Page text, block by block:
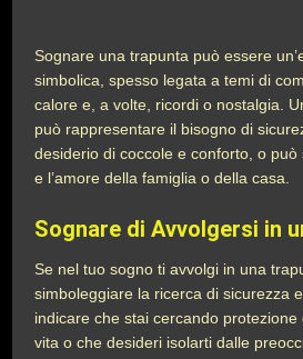
Sognare una trapunta può essere
simbolica, spesso legata a temi di
calore e, a volte, ricordi o nostalgia.
può rappresentare il bisogno di
desiderio di coccole e conforto, o
e l’amore della famiglia o della casa.
Sognare di Avvolgersi in
Se nel tuo sogno ti avvolgi in una
simboleggiare la ricerca di sicurezza
indicare che stai cercando protezione
vita o che desideri isolarti dalle